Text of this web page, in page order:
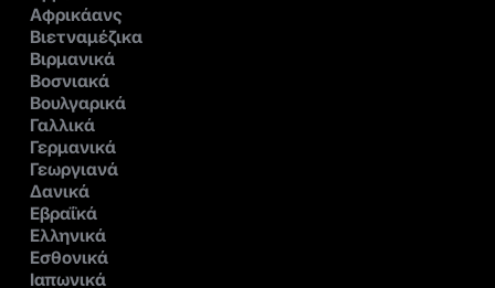
Αφρικάανς
Βιετναμέζικα
Βιρμανικά
Βοσνιακά
Βουλγαρικά
Γαλλικά
Γερμανικά
Γεωργιανά
Δανικά
Εβραΐκά
Ελληνικά
Εσθονικά
Ιαπωνικά